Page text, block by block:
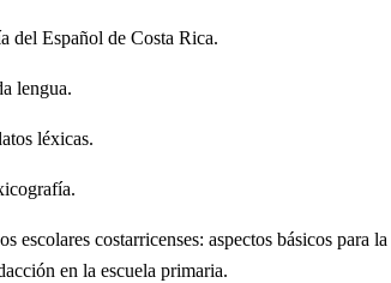
del Español de Costa Rica.
lengua.
léxicas.
escolares costarricenses: aspectos básicos para la
en la escuela primaria.